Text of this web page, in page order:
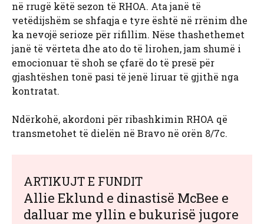
në rrugë këtë sezon të RHOA. Ata janë të
vetëdijshëm se shfaqja e tyre është në rrënim dhe
ka nevojë serioze për rifillim. Nëse thashethemet
janë të vërteta dhe ato do të lirohen, jam shumë i
emocionuar të shoh se çfarë do të presë për
gjashtëshen tonë pasi të jenë liruar të gjithë nga
kontratat.
Ndërkohë, akordoni për ribashkimin RHOA që
transmetohet të dielën në Bravo në orën 8/7c.
ARTIKUJT E FUNDIT
Allie Eklund e dinastisë McBee e
dalluar me yllin e bukurisë jugore